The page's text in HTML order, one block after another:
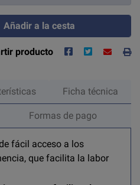
Añadir a la cesta
producto
Ficha técnica
Formas de pago
fácil acceso a los
que facilita la labor